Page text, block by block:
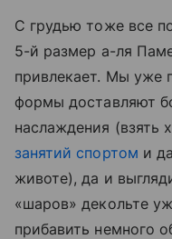
С грудью тоже все
5-й размер а-ля
привлекает. Мы уже
формы доставляют
наслаждения (взять
занятий спортом и
животе), да и
«шаров» декольте
прибавить немного